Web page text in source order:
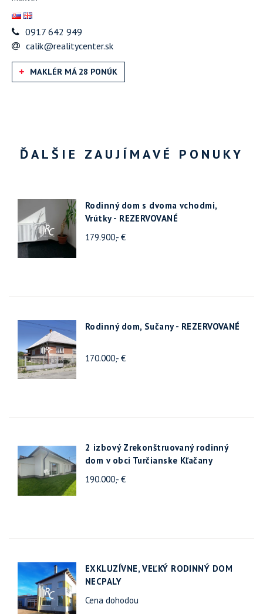
0917 642 949
calik@realitycenter.sk
MAKLÉR MÁ 28 PONÚK
ĎALŠIE ZAUJÍMAVÉ PONUKY
Rodinný dom s dvoma vchodmi,
Vrútky - REZERVOVANÉ
179.900,- €
Rodinný dom, Sučany - REZERVOVANÉ
170.000,- €
2 izbový Zrekonštruovaný rodinný
dom v obci Turčianske Kľačany
190.000,- €
EXKLUZÍVNE, VEĽKÝ RODINNÝ DOM
NECPALY
Cena dohodou